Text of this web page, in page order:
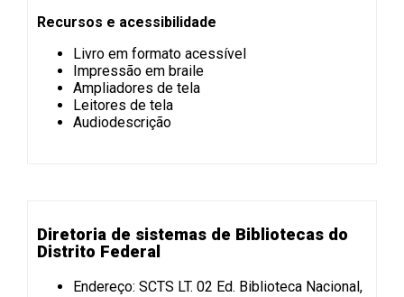
Recursos e acessibilidade
Livro em formato acessível
Impressão em braile
Ampliadores de tela
Leitores de tela
Audiodescrição
Diretoria de sistemas de Bibliotecas do
Distrito Federal
Endereço: SCTS LT. 02 Ed. Biblioteca Nacional,